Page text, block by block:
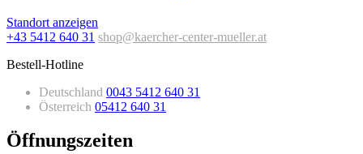
Standort anzeigen
+43 5412 640 31 shop@kaercher-center-mueller.at
Bestell-Hotline
Deutschland 0043 5412 640 31
Österreich 05412 640 31
Öffnungszeiten